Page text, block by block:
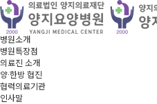
병원소개
병원특장점
의료진 소개
양·한방 협진
협력의료기관
인사말